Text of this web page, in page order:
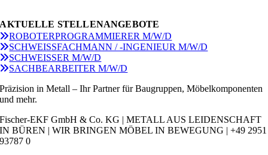
AKTUELLE STELLENANGEBOTE
ROBOTERPROGRAMMIERER M/W/D
SCHWEISSFACHMANN / -INGENIEUR M/W/D
SCHWEISSER M/W/D
SACHBEARBEITER M/W/D
Präzision in Metall – Ihr Partner für Baugruppen, Möbelkomponenten
und mehr.
Fischer-EKF GmbH & Co. KG | METALL AUS LEIDENSCHAFT
IN BÜREN | WIR BRINGEN MÖBEL IN BEWEGUNG | +49 2951
93787 0